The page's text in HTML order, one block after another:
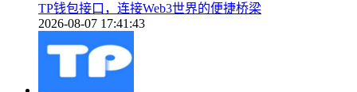
TP钱包接口，连接Web3世界的便捷桥梁
2026-08-07 17:41:43